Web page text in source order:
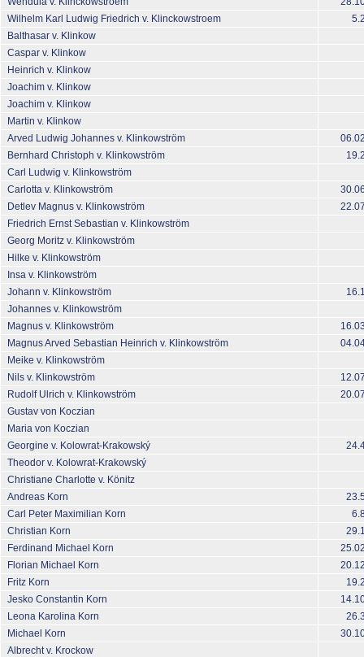
Wilhelm Karl Ludwig Friedrich v. Klinckowstroem
Balthasar v. Klinkow
Caspar v. Klinkow
Heinrich v. Klinkow
Joachim v. Klinkow
Joachim v. Klinkow
Martin v. Klinkow
Arved Ludwig Johannes v. Klinkowström
Bernhard Christoph v. Klinkowström
Carl Ludwig v. Klinkowström
Carlotta v. Klinkowström
Detlev Magnus v. Klinkowström
Friedrich Ernst Sebastian v. Klinkowström
Georg Moritz v. Klinkowström
Hilke v. Klinkowström
Insa v. Klinkowström
Johann v. Klinkowström
Johannes v. Klinkowström
Magnus v. Klinkowström
Magnus Arved Sebastian Heinrich v. Klinkowström
Meike v. Klinkowström
Nils v. Klinkowström
Rudolf Ulrich v. Klinkowström
Gustav von Koczian
Maria von Koczian
Georgine v. Kolowrat-Krakowský
Theodor v. Kolowrat-Krakowský
Christiane Charlotte v. Könitz
Andreas Korn
Carl Peter Maximilian Korn
Christian Korn
Ferdinand Michael Korn
Florian Michael Korn
Fritz Korn
Jesko Constantin Korn
Leona Karolina Korn
Michael Korn
Albrecht v. Krockow